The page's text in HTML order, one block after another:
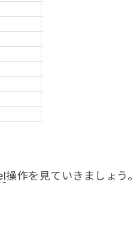
操作を見ていきましょう。